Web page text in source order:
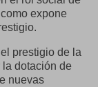
expone
prestigio de la
dotación de
nuevas